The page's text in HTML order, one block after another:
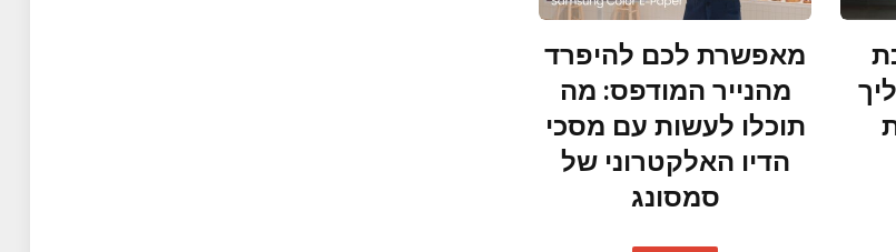
מאפשרת לכם להיפרד
מהנייר המודפס: מה
תוכלו לעשות עם מסכי
הדיו האלקטרוני של
סמסונג